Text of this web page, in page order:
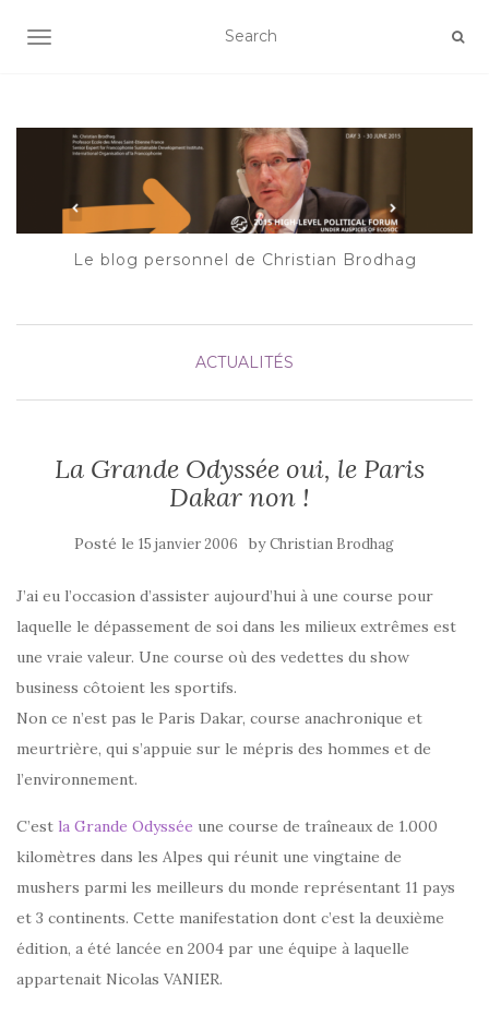
AFFICHER/MASQUER LA NAVIGATION
Le blog personnel de Christian Brodhag
ACTUALITÉS
La Grande Odyssée oui, le Paris
Dakar non !
Posté le 15 janvier 2006 byChristian Brodhag
J’ai eu l’occasion d’assister aujourd’hui à une course pour
laquelle le dépassement de soi dans les milieux extrêmes est
une vraie valeur. Une course où des vedettes du show
business côtoient les sportifs.
Non ce n’est pas le Paris Dakar, course anachronique et
meurtrière, qui s’appuie sur le mépris des hommes et de
l’environnement.
C’est la Grande Odyssée une course de traîneaux de 1.000
kilomètres dans les Alpes qui réunit une vingtaine de
mushers parmi les meilleurs du monde représentant 11 pays
et 3 continents. Cette manifestation dont c’est la deuxième
édition, a été lancée en 2004 par une équipe à laquelle
appartenait Nicolas VANIER.